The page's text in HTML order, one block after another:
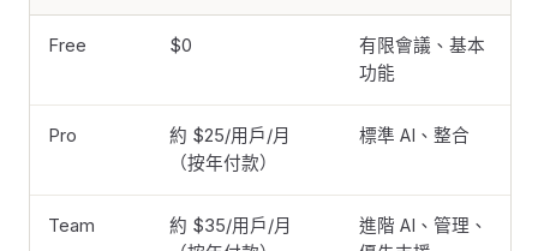
Free $0
有限會議、基本
功能
Pro
約 $25/用戶/月
（按年付款）
標準 AI、整合
Team
約 $35/用戶/月
進階 AI、管理、